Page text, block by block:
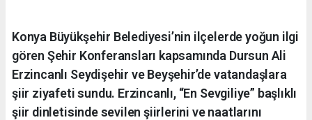
Konya Büyükşehir Belediyesi’nin ilçelerde yoğun ilgi
gören Şehir Konferansları kapsamında Dursun Ali
Erzincanlı Seydişehir ve Beyşehir’de vatandaşlara
şiir ziyafeti sundu. Erzincanlı, “En Sevgiliye” başlıklı
şiir dinletisinde sevilen şiirlerini ve naatlarını